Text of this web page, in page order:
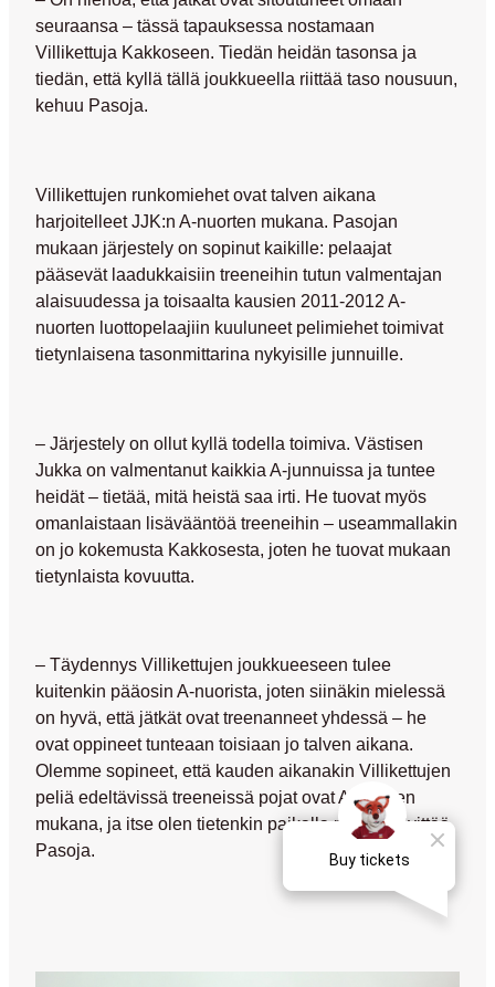
seuraansa – tässä tapauksessa nostamaan
Villikettuja Kakkoseen. Tiedän heidän tasonsa ja
tiedän, että kyllä tällä joukkueella riittää taso nousuun,
kehuu Pasoja.
Villikettujen runkomiehet ovat talven aikana
harjoitelleet JJK:n A-nuorten mukana. Pasojan
mukaan järjestely on sopinut kaikille: pelaajat
pääsevät laadukkaisiin treeneihin tutun valmentajan
alaisuudessa ja toisaalta kausien 2011-2012 A-
nuorten luottopelaajiin kuuluneet pelimiehet toimivat
tietynlaisena tasonmittarina nykyisille junnuille.
– Järjestely on ollut kyllä todella toimiva. Västisen
Jukka on valmentanut kaikkia A-junnuissa ja tuntee
heidät – tietää, mitä heistä saa irti. He tuovat myös
omanlaistaan lisävääntöä treeneihin – useammallakin
on jo kokemusta Kakkosesta, joten he tuovat mukaan
tietynlaista kovuutta.
– Täydennys Villikettujen joukkueeseen tulee
kuitenkin pääosin A-nuorista, joten siinäkin mielessä
on hyvä, että jätkät ovat treenanneet yhdessä – he
ovat oppineet tunteaan toisiaan jo talven aikana.
Olemme sopineet, että kauden aikanakin Villikettujen
peliä edeltävissä treeneissä pojat ovat A-nuorten
mukana, ja itse olen tietenkin paikalla myös, selvittää
Pasoja.